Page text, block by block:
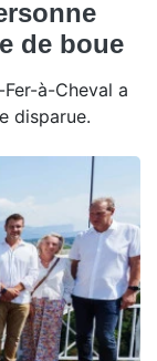
de boue
à-Cheval a
disparue.